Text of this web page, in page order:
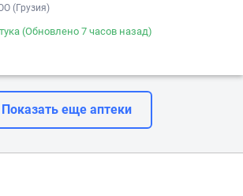
(Грузия)
(Обновлено 7 часов назад)
Показать еще аптеки